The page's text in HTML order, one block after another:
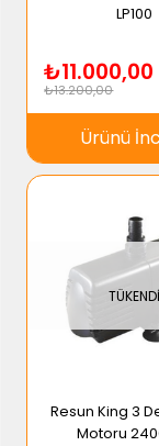
LP100
₺11.000,00
₺13.200,00
Ürünü
TÜKENDI
Resun King 3
Motoru